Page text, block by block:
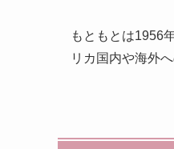
もともとは1956
リカ国内や海外